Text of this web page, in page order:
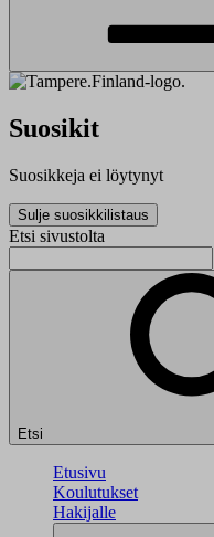
Suosikit
Suosikkeja ei löytynyt
Sulje suosikkilistaus
Etsi sivustolta
Etsi
Etusivu
Koulutukset
Hakijalle